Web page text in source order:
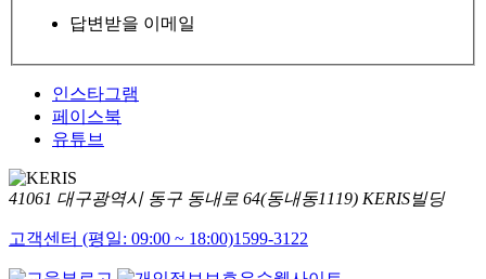
답변받을 이메일
인스타그램
페이스북
유튜브
41061 대구광역시 동구 동내로 64(동내동1119) KERIS빌딩
고객센터 (평일: 09:00 ~ 18:00)1599-3122